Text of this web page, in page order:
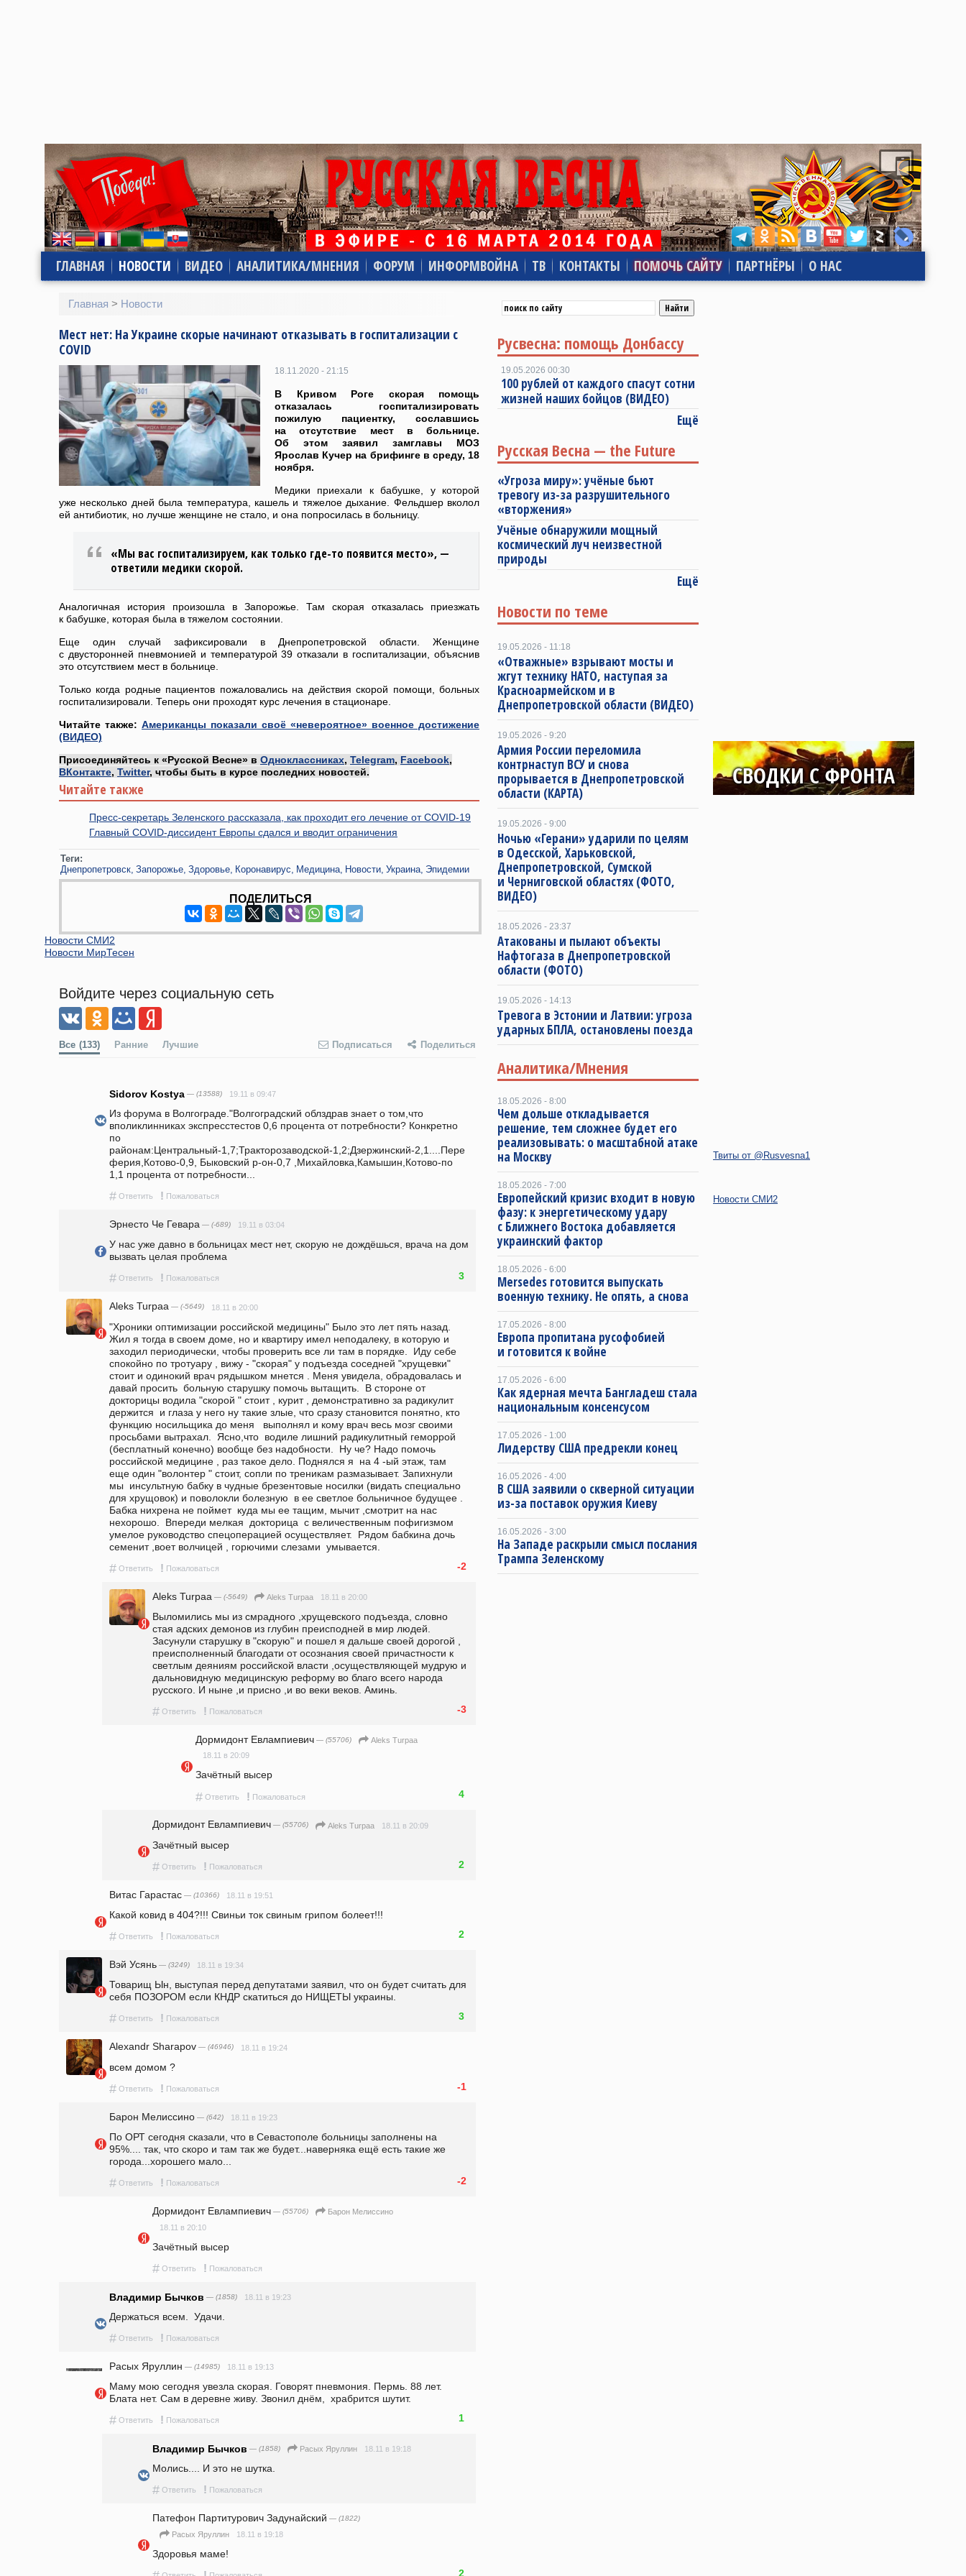
ГЛАВНАЯ НОВОСТИ ВИДЕО АНАЛИТИКА/МНЕНИЯ ФОРУМ ИНФОРМВОЙНА ТВ КОНТАКТЫ ПОМОЧЬ САЙТУ ПАРТНЁРЫ О НАС
Главная > Новости
Мест нет: На Украине скорые начинают отказывать в госпитализации с
COVID
18.11.2020 - 21:15
В Кривом Роге скорая помощь
отказалась госпитализировать
пожилую пациентку, сославшись
на отсутствие мест в больнице.
Об этом заявил замглавы МОЗ
Ярослав Кучер на брифинге в среду, 18
ноября.
Медики приехали к бабушке, у которой
уже несколько дней была температура, кашель и тяжелое дыхание. Фельдшер вколол
ей антибиотик, но лучше женщине не стало, и она попросилась в больницу.
«Мы вас госпитализируем, как только где-то появится место», —
ответили медики скорой.
Аналогичная история произошла в Запорожье. Там скорая отказалась приезжать
к бабушке, которая была в тяжелом состоянии.
Еще один случай зафиксировали в Днепропетровской области. Женщине
с двусторонней пневмонией и температурой 39 отказали в госпитализации, объяснив
это отсутствием мест в больнице.
Только когда родные пациентов пожаловались на действия скорой помощи, больных
госпитализировали. Теперь они проходят курс лечения в стационаре.
Читайте также: Американцы показали своё «невероятное» военное достижение
(ВИДЕО)
Присоединяйтесь к «Русской Весне» в Одноклассниках, Telegram, Facebook,
ВКонтакте, Twitter, чтобы быть в курсе последних новостей.
Читайте также
Пресс-секретарь Зеленского рассказала, как проходит его лечение от COVID-19
Главный COVID-диссидент Европы сдался и вводит ограничения
Теги:
Днепропетровск Запорожье Здоровье Коронавирус Медицина Новости Украина Эпидемии
ПОДЕЛИТЬСЯ
Новости СМИ2
Новости МирТесен
Войдите через социальную сеть
Все (133) Ранние Лучшие Подписаться Поделиться
Sidorov Kostya — (13588) 19.11 в 09:47
Из форума в Волгограде."Волгоградский облздрав знает о том,что
вполиклинниках экспресстестов 0,6 процента от потребности? Конкретно
по
районам:Центральный-1,7;Тракторозаводской-1,2;Дзержинский-2,1....Пере
ферия,Котово-0,9, Быковский р-он-0,7 ,Михайловка,Камышин,Котово-по
1,1 процента от потребности...
# Ответить ! Пожаловаться
Эрнесто Че Гевара — (-689) 19.11 в 03:04
У нас уже давно в больницах мест нет, скорую не дождёшься, врача на дом
вызвать целая проблема
# Ответить ! Пожаловаться 3
Aleks Turpaa — (-5649) 18.11 в 20:00
"Хроники оптимизации российской медицины" Было это лет пять назад.
Жил я тогда в своем доме, но и квартиру имел неподалеку, в которую и
заходил периодически, чтобы проверить все ли там в порядке.  Иду себе
спокойно по тротуару , вижу - "скорая" у подъезда соседней "хрущевки"
стоит и одинокий врач рядышком мнется . Меня увидела, обрадовалась и
давай просить  больную старушку помочь вытащить.  В стороне от
докторицы водила "скорой " стоит , курит , демонстративно за радикулит
держится  и глаза у него ну такие злые, что сразу становится понятно, кто
функцию носильщика до меня   выполнял и кому врач весь мозг своими
просьбами вытрахал.  Ясно,что  водиле лишний радикулитный геморрой
(бесплатный конечно) вообще без надобности.  Ну че? Надо помочь
российской медицине , раз такое дело. Поднялся я  на 4 -ый этаж, там
еще один "волонтер " стоит, сопли по треникам размазывает. Запихнули
мы  инсультную бабку в чудные брезентовые носилки (видать специально
для хрущовок) и поволокли болезную  в ее светлое больничное будущее .
Бабка нихрена не поймет  куда мы ее тащим, мычит ,смотрит на нас
нехорошо.  Впереди мелкая  докторица  с величественным пофигизмом
умелое руководство спецоперацией осуществляет.  Рядом бабкина дочь
семенит ,воет волчицей , горючими слезами  умывается.
# Ответить ! Пожаловаться -2
Aleks Turpaa — (-5649) Aleks Turpaa 18.11 в 20:00
Выломились мы из смрадного ,хрущевского подъезда, словно
стая адских демонов из глубин преисподней в мир людей.
Засунули старушку в "скорую" и пошел я дальше своей дорогой ,
преисполненный благодати от осознания своей причастности к
светлым деяниям российской власти ,осуществляющей мудрую и
дальновидную медицинскую реформу во благо всего народа
русского. И ныне ,и присно ,и во веки веков. Аминь.
# Ответить ! Пожаловаться -3
Дормидонт Евлампиевич — (55706)
Aleks Turpaa
18.11 в 20:09
Зачётный высер
# Ответить ! Пожаловаться 4
Дормидонт Евлампиевич — (55706) Aleks Turpaa 18.11 в 20:09
Зачётный высер
# Ответить ! Пожаловаться 2
Витас Гарастас — (10366) 18.11 в 19:51
Какой ковид в 404?!!! Свиньи ток свиным грипом болеет!!!
# Ответить ! Пожаловаться 2
Вэй Усянь — (3249) 18.11 в 19:34
Товарищ Ын, выступая перед депутатами заявил, что он будет считать для
себя ПОЗОРОМ если КНДР скатиться до НИЩЕТЫ украины.
# Ответить ! Пожаловаться 3
Alexandr Sharapov — (46946) 18.11 в 19:24
всем домом ?
# Ответить ! Пожаловаться -1
Барон Мелиссино — (642) 18.11 в 19:23
По ОРТ сегодня сказали, что в Севастополе больницы заполнены на
95%.... так, что скоро и там так же будет...наверняка ещё есть такие же
города...хорошего мало...
# Ответить ! Пожаловаться -2
Дормидонт Евлампиевич — (55706)
Барон Мелиссино
18.11 в 20:10
Зачётный высер
# Ответить ! Пожаловаться
Владимир Бычков — (1858) 18.11 в 19:23
Держаться всем.  Удачи.
# Ответить ! Пожаловаться
Расых Яруллин — (14985) 18.11 в 19:13
Маму мою сегодня увезла скорая. Говорят пневмония. Пермь. 88 лет.
Блата нет. Сам в деревне живу. Звонил днём,  храбрится шутит.
# Ответить ! Пожаловаться 1
Владимир Бычков — (1858) Расых Яруллин 18.11 в 19:18
Молись.... И это не шутка.
# Ответить ! Пожаловаться
Патефон Партитурович Задунайский — (1822)
Расых Яруллин 18.11 в 19:18
Здоровья маме!
2
Русвесна: помощь Донбассу
19.05.2026 00:30
100 рублей от каждого спасут сотни
жизней наших бойцов (ВИДЕО)
Ещё
Русская Весна — the Future
«Угроза миру»: учёные бьют
тревогу из-за разрушительного
«вторжения»
Учёные обнаружили мощный
космический луч неизвестной
природы
Ещё
Новости по теме
19.05.2026 - 11:18
«Отважные» взрывают мосты и
жгут технику НАТО, наступая за
Красноармейском и в
Днепропетровской области (ВИДЕО)
19.05.2026 - 9:20
Армия России переломила
контрнаступ ВСУ и снова
прорывается в Днепропетровской
области (КАРТА)
19.05.2026 - 9:00
Ночью «Герани» ударили по целям
в Одесской, Харьковской,
Днепропетровской, Сумской
и Черниговской областях (ФОТО,
ВИДЕО)
18.05.2026 - 23:37
Атакованы и пылают объекты
Нафтогаза в Днепропетровской
области (ФОТО)
19.05.2026 - 14:13
Тревога в Эстонии и Латвии: угроза
ударных БПЛА, остановлены поезда
Аналитика/Мнения
18.05.2026 - 8:00
Чем дольше откладывается
решение, тем сложнее будет его
реализовывать: о масштабной атаке
на Москву
18.05.2026 - 7:00
Европейский кризис входит в новую
фазу: к энергетическому удару
с Ближнего Востока добавляется
украинский фактор
18.05.2026 - 6:00
Mersedes готовится выпускать
военную технику. Не опять, а снова
17.05.2026 - 8:00
Европа пропитана русофобией
и готовится к войне
17.05.2026 - 6:00
Как ядерная мечта Бангладеш стала
национальным консенсусом
17.05.2026 - 1:00
Лидерству США предрекли конец
16.05.2026 - 4:00
В США заявили о скверной ситуации
из-за поставок оружия Киеву
16.05.2026 - 3:00
На Западе раскрыли смысл послания
Трампа Зеленскому
Твиты от @Rusvesna1
Новости СМИ2